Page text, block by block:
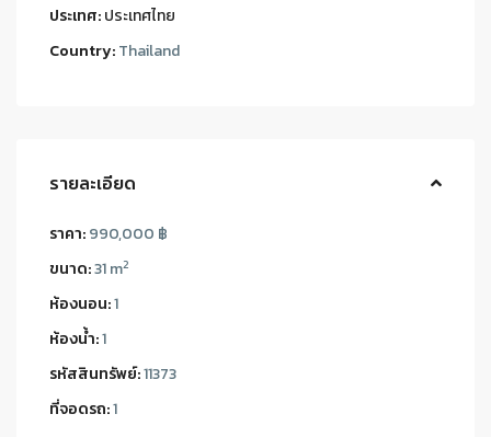
ประเทศ:ประเทศไทย
Country:Thailand
รายละเอียด
ราคา:990,000 ฿
ขนาด:31 m2
ห้องนอน:1
ห้องน้ำ:1
รหัสสินทรัพย์:11373
ที่จอดรถ:1